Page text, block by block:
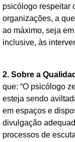
psicólogo respeitar
organizações, a
ao máximo, seja
inclusive, às
2. Sobre a
que: “O psicólogo
esteja sendo
em espaços e
divulgação
processos de